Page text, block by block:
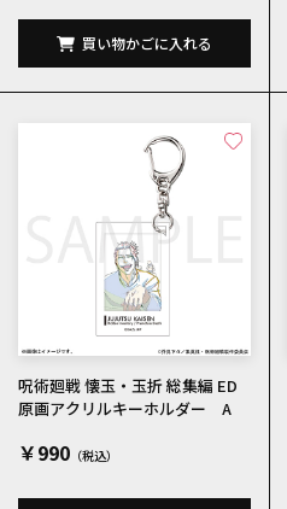
買い物かごに入れる
呪術廻戦 懐玉・玉折 総集編 ED
原画アクリルキーホルダー A
￥990